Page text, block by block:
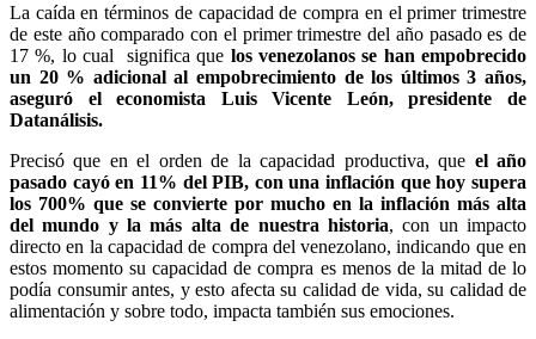
La caída en términos de capacidad de compra en el primer trimestre
de este año comparado con el primer trimestre del año pasado es de
17 %, lo cual significa que los venezolanos se han empobrecido
un 20 % adicional al empobrecimiento de los últimos 3 años,
aseguró el economista Luis Vicente León, presidente de
Datanálisis.
Precisó que en el orden de la capacidad productiva, que el año
pasado cayó en 11% del PIB, con una inflación que hoy supera
los 700% que se convierte por mucho en la inflación más alta
del mundo y la más alta de nuestra historia, con un impacto
directo en la capacidad de compra del venezolano, indicando que en
estos momento su capacidad de compra es menos de la mitad de lo
podía consumir antes, y esto afecta su calidad de vida, su calidad de
alimentación y sobre todo, impacta también sus emociones.